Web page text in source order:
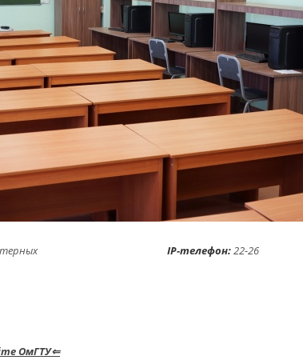
IP-телефон:22-26
ОмГТУ⇐